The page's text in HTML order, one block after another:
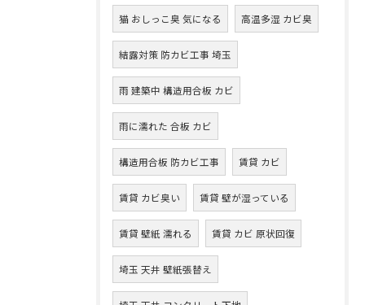
猫 おしっこ臭 気になる 高温多湿 カビ臭
結露対策 防カビ工事 埼玉
雨 建築中 構造用合板 カビ
雨に濡れた 合板 カビ
構造用合板 防カビ工事 賃貸 カビ
賃貸 カビ臭い 賃貸 壁が湿っている
賃貸 壁紙 濡れる 賃貸 カビ 原状回復
埼玉 天井 壁紙張替え